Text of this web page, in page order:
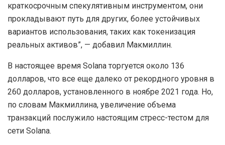
краткосрочным спекулятивным инструментом, они
прокладывают путь для других, более устойчивых
вариантов использования, таких как токенизация
реальных активов”, — добавил Макмиллин.
В настоящее время Solana торгуется около 136
долларов, что все еще далеко от рекордного уровня в
260 долларов, установленного в ноябре 2021 года. Но,
по словам Макмиллина, увеличение объема
транзакций послужило настоящим стресс-тестом для
сети Solana.